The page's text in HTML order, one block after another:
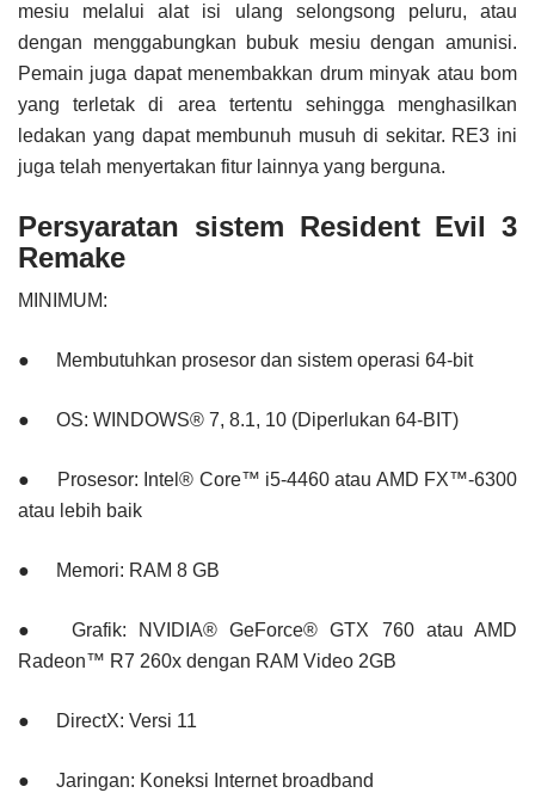
mesiu melalui alat isi ulang selongsong peluru, atau
dengan menggabungkan bubuk mesiu dengan amunisi.
Pemain juga dapat menembakkan drum minyak atau bom
yang terletak di area tertentu sehingga menghasilkan
ledakan yang dapat membunuh musuh di sekitar. RE3 ini
juga telah menyertakan fitur lainnya yang berguna.
Persyaratan sistem Resident Evil 3
Remake
MINIMUM:
● Membutuhkan prosesor dan sistem operasi 64-bit
● OS: WINDOWS® 7, 8.1, 10 (Diperlukan 64-BIT)
●
Prosesor: Intel® Core™ i5-4460 atau AMD FX™-6300
atau lebih baik
● Memori: RAM 8 GB
●
Grafik: NVIDIA® GeForce® GTX 760 atau AMD
Radeon™ R7 260x dengan RAM Video 2GB
● DirectX: Versi 11
● Jaringan: Koneksi Internet broadband